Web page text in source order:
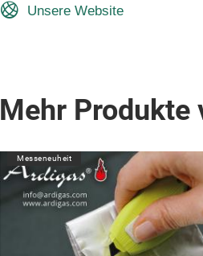
Unsere Website
Mehr Produkte
Messeneuheit